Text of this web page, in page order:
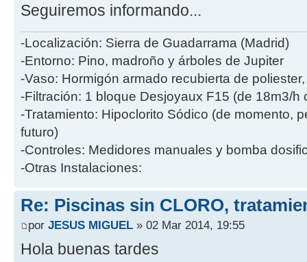
Seguiremos informando...
-Localización: Sierra de Guadarrama (Madrid)
-Entorno: Pino, madroño y árboles de Jupiter
-Vaso: Hormigón armado recubierta de
-Filtración: 1 bloque Desjoyaux F15 (de 18m3/h
-Tratamiento: Hipoclorito Sódico (de momento,
futuro)
-Controles: Medidores manuales y bomba
-Otras Instalaciones:
Re: Piscinas sin CLORO,
por JESUS MIGUEL » 02 Mar 2014, 19:55
Hola buenas tardes